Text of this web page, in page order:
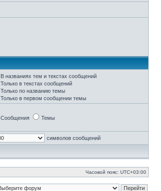
В названиях тем и текстах сообщений
Только в текстах сообщений
Только по названию темы
Только в первом сообщении темы
Сообщения Темы
символов сообщений
Часовой пояс: UTC+03:00